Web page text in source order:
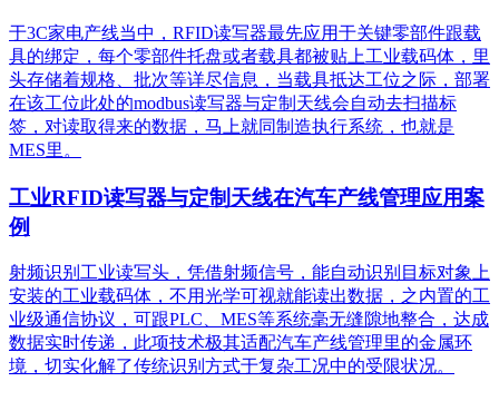
于3C家电产线当中，RFID读写器最先应用于关键零部件跟载
具的绑定，每个零部件托盘或者载具都被贴上工业载码体，里
头存储着规格、批次等详尽信息，当载具抵达工位之际，部署
在该工位此处的modbus读写器与定制天线会自动去扫描标
签，对读取得来的数据，马上就同制造执行系统，也就是
MES里。
工业RFID读写器与定制天线在汽车产线管理应用案
例
射频识别工业读写头，凭借射频信号，能自动识别目标对象上
安装的工业载码体，不用光学可视就能读出数据，之内置的工
业级通信协议，可跟PLC、MES等系统毫无缝隙地整合，达成
数据实时传递，此项技术极其适配汽车产线管理里的金属环
境，切实化解了传统识别方式于复杂工况中的受限状况。